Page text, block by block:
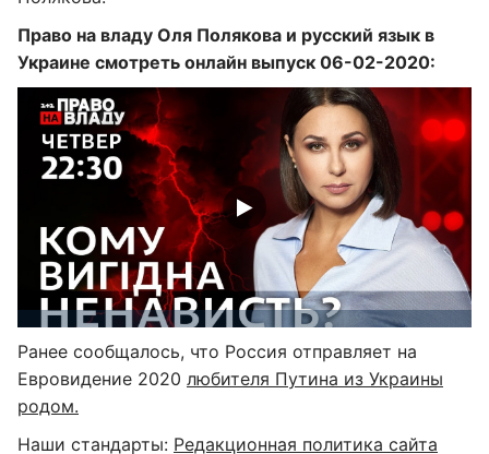
Право на владу Оля Полякова и русский язык в
Украине смотреть онлайн выпуск 06-02-2020:
Ранее сообщалось, что Россия отправляет на
Евровидение 2020 любителя Путина из Украины
родом.
Наши стандарты: Редакционная политика сайта